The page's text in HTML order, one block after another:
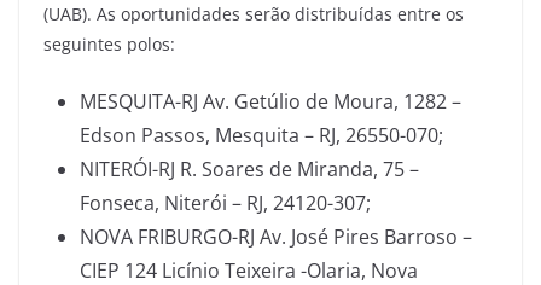
(UAB). As oportunidades serão distribuídas entre os
seguintes polos:
MESQUITA-RJ Av. Getúlio de Moura, 1282 –
Edson Passos, Mesquita – RJ, 26550-070;
NITERÓI-RJ R. Soares de Miranda, 75 –
Fonseca, Niterói – RJ, 24120-307;
NOVA FRIBURGO-RJ Av. José Pires Barroso –
CIEP 124 Licínio Teixeira -Olaria, Nova